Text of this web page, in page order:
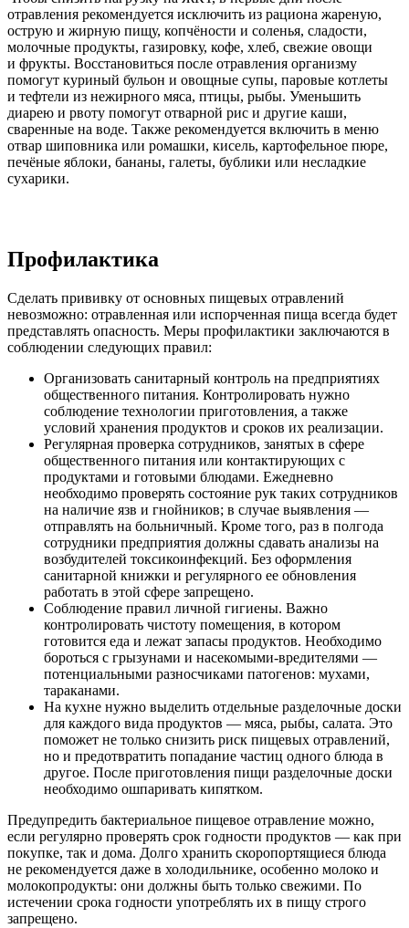
отравления рекомендуется исключить из рациона жареную,
острую и жирную пищу, копчёности и соленья, сладости,
молочные продукты, газировку, кофе, хлеб, свежие овощи
и фрукты. Восстановиться после отравления организму
помогут куриный бульон и овощные супы, паровые котлеты
и тефтели из нежирного мяса, птицы, рыбы. Уменьшить
диарею и рвоту помогут отварной рис и другие каши,
сваренные на воде. Также рекомендуется включить в меню
отвар шиповника или ромашки, кисель, картофельное пюре,
печёные яблоки, бананы, галеты, бублики или несладкие
сухарики.
Профилактика
Сделать прививку от основных пищевых отравлений
невозможно: отравленная или испорченная пища всегда будет
представлять опасность. Меры профилактики заключаются в
соблюдении следующих правил:
Организовать санитарный контроль на предприятиях
общественного питания. Контролировать нужно
соблюдение технологии приготовления, а также
условий хранения продуктов и сроков их реализации.
Регулярная проверка сотрудников, занятых в сфере
общественного питания или контактирующих с
продуктами и готовыми блюдами. Ежедневно
необходимо проверять состояние рук таких сотрудников
на наличие язв и гнойников; в случае выявления —
отправлять на больничный. Кроме того, раз в полгода
сотрудники предприятия должны сдавать анализы на
возбудителей токсикоинфекций. Без оформления
санитарной книжки и регулярного ее обновления
работать в этой сфере запрещено.
Соблюдение правил личной гигиены. Важно
контролировать чистоту помещения, в котором
готовится еда и лежат запасы продуктов. Необходимо
бороться с грызунами и насекомыми-вредителями —
потенциальными разносчиками патогенов: мухами,
тараканами.
На кухне нужно выделить отдельные разделочные доски
для каждого вида продуктов — мяса, рыбы, салата. Это
поможет не только снизить риск пищевых отравлений,
но и предотвратить попадание частиц одного блюда в
другое. После приготовления пищи разделочные доски
необходимо ошпаривать кипятком.
Предупредить бактериальное пищевое отравление можно,
если регулярно проверять срок годности продуктов — как при
покупке, так и дома. Долго хранить скоропортящиеся блюда
не рекомендуется даже в холодильнике, особенно молоко и
молокопродукты: они должны быть только свежими. По
истечении срока годности употреблять их в пищу строго
запрещено.